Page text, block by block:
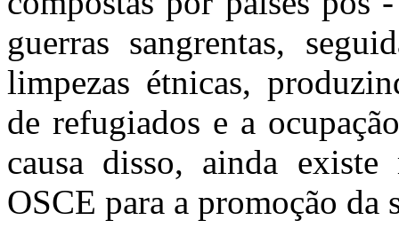
guerras sangrentas,
limpezas étnicas,
de refugiados e a
causa disso, ainda
OSCE para a promoção da